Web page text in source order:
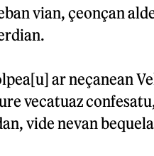
vian, çeonçan
ar neçanean
vecatuaz
vide nevan